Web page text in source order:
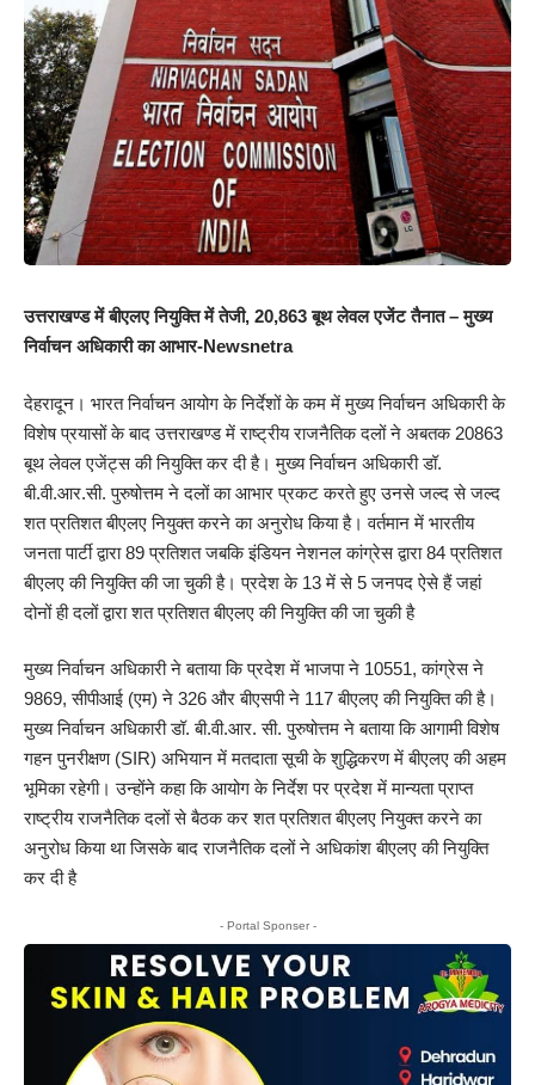
उत्तराखण्ड में बीएलए नियुक्ति में तेजी, 20,863 बूथ लेवल एजेंट तैनात – मुख्य
निर्वाचन अधिकारी का आभार-Newsnetra
देहरादून। भारत निर्वाचन आयोग के निर्देशों के कम में मुख्य निर्वाचन अधिकारी के
विशेष प्रयासों के बाद उत्तराखण्ड में राष्ट्रीय राजनैतिक दलों ने अबतक 20863
बूथ लेवल एजेंट्स की नियुक्ति कर दी है। मुख्य निर्वाचन अधिकारी डॉ.
बी.वी.आर.सी. पुरुषोत्तम ने दलों का आभार प्रकट करते हुए उनसे जल्द से जल्द
शत प्रतिशत बीएलए नियुक्त करने का अनुरोध किया है। वर्तमान में भारतीय
जनता पार्टी द्वारा 89 प्रतिशत जबकि इंडियन नेशनल कांग्रेस द्वारा 84 प्रतिशत
बीएलए की नियुक्ति की जा चुकी है। प्रदेश के 13 में से 5 जनपद ऐसे हैं जहां
दोनों ही दलों द्वारा शत प्रतिशत बीएलए की नियुक्ति की जा चुकी है
मुख्य निर्वाचन अधिकारी ने बताया कि प्रदेश में भाजपा ने 10551, कांग्रेस ने
9869, सीपीआई (एम) ने 326 और बीएसपी ने 117 बीएलए की नियुक्ति की है।
मुख्य निर्वाचन अधिकारी डॉ. बी.वी.आर. सी. पुरुषोत्तम ने बताया कि आगामी विशेष
गहन पुनरीक्षण (SIR) अभियान में मतदाता सूची के शुद्धिकरण में बीएलए की अहम
भूमिका रहेगी। उन्होंने कहा कि आयोग के निर्देश पर प्रदेश में मान्यता प्राप्त
राष्ट्रीय राजनैतिक दलों से बैठक कर शत प्रतिशत बीएलए नियुक्त करने का
अनुरोध किया था जिसके बाद राजनैतिक दलों ने अधिकांश बीएलए की नियुक्ति
कर दी है
- Portal Sponser -